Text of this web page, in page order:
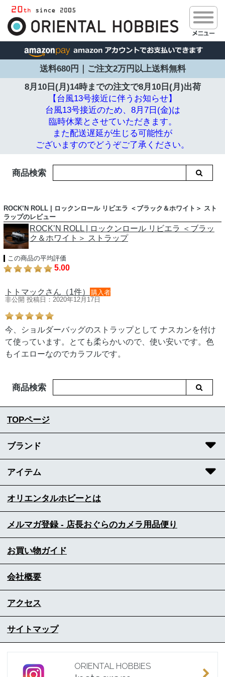
送料680円｜ご注文2万円以上送料無料
8月10日(月)14時までの注文で8月10日(月)出荷
【台風13号接近に伴うお知らせ】
台風13号接近のため、8月7日(金)は
臨時休業とさせていただきます。
また配送遅延が生じる可能性が
ございますのでどうぞご了承ください。
商品検索
ROCK’N ROLL | ロックンロール リビエラ ＜ブラック＆ホワイト＞ スト
ラップのレビュー
ROCK’N ROLL | ロックンロール リビエラ ＜ブラッ
ク＆ホワイト＞ ストラップ
この商品の平均評価
5.00
トトマックさん（1件）
購入者
非公開 投稿日：2020年12月17日
今、ショルダーバッグのストラップとして ナスカンを付け
て使っています。とても柔らかいので、使い安いです。色
もイエローなのでカラフルです。
商品検索
TOPページ
ブランド
アイテム
オリエンタルホビーとは
メルマガ登録 - 店長おぐらのカメラ用品便り
お買い物ガイド
会社概要
アクセス
サイトマップ
ORIENTAL HOBBIES